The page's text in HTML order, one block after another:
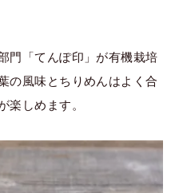
門「てんぽ印」が有機栽培
の風味とちりめんはよく合
しめます。